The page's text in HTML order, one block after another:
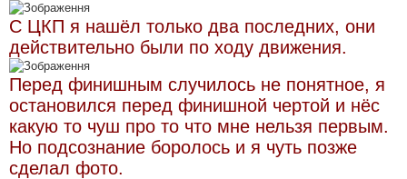
С ЦКП я нашёл только два последних, они
действительно были по ходу движения.
Перед финишным случилось не понятное, я
остановился перед финишной чертой и нёс
какую то чуш про то что мне нельзя первым.
Но подсознание боролось и я чуть позже
сделал фото.